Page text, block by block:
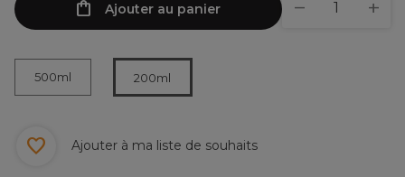
Ajouter au panier
500ml 200ml
Ajouter à ma liste de souhaits